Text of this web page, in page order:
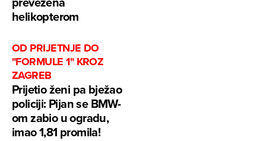
helikopterom
OD PRIJETNJE DO
"FORMULE 1" KROZ
ZAGREB
Prijetio ženi pa bježao
policiji: Pijan se BMW-
om zabio u ogradu,
imao 1,81 promila!